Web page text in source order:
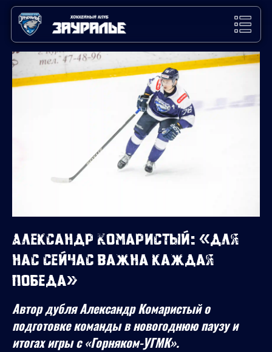
Александр Комаристый: «Для
нас сейчас важна каждая
победа»
Автор дубля Александр Комаристый о
подготовке команды в новогоднюю паузу и
итогах игры с «Горняком-УГМК».